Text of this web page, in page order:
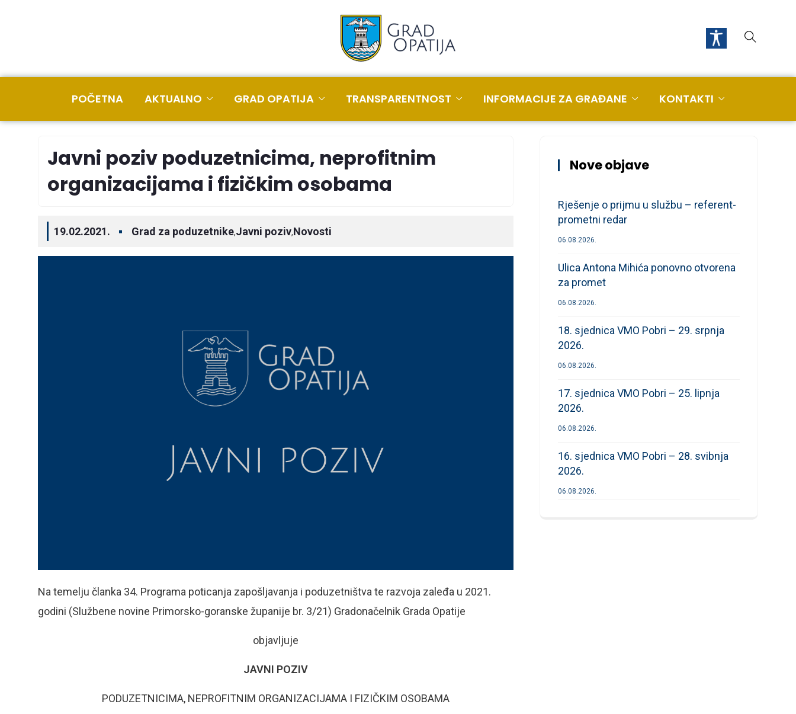
POČETNA AKTUALNO GRAD OPATIJA TRANSPARENTNOST INFORMACIJE ZA GRAĐANE KONTAKTI
Javni poziv poduzetnicima, neprofitnim
organizacijama i fizičkim osobama
19.02.2021. Grad za poduzetnike,Javni poziv,Novosti
Na temelju članka 34. Programa poticanja zapošljavanja i poduzetništva te razvoja zaleđa u 2021.
godini (Službene novine Primorsko-goranske županije br. 3/21) Gradonačelnik Grada Opatije
objavljuje
JAVNI POZIV
PODUZETNICIMA, NEPROFITNIM ORGANIZACIJAMA I FIZIČKIM OSOBAMA
Nove objave
Rješenje o prijmu u službu – referent-
prometni redar
06.08.2026.
Ulica Antona Mihića ponovno otvorena
za promet
06.08.2026.
18. sjednica VMO Pobri – 29. srpnja
2026.
06.08.2026.
17. sjednica VMO Pobri – 25. lipnja
2026.
06.08.2026.
16. sjednica VMO Pobri – 28. svibnja
2026.
06.08.2026.